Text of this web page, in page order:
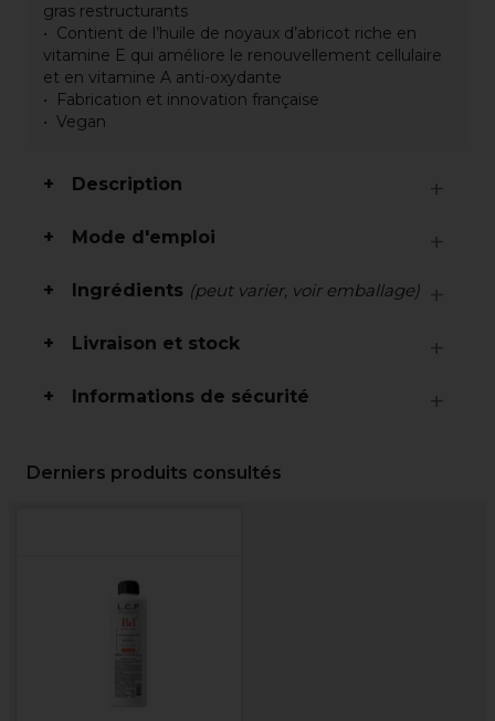
gras restructurants
Contient de l’huile de noyaux d’abricot riche en
vitamine E qui améliore le renouvellement cellulaire
et en vitamine A anti-oxydante
Fabrication et innovation française
Vegan
Description
Mode d'emploi
Ingrédients (peut varier, voir emballage)
Livraison et stock
Informations de sécurité
Derniers produits consultés